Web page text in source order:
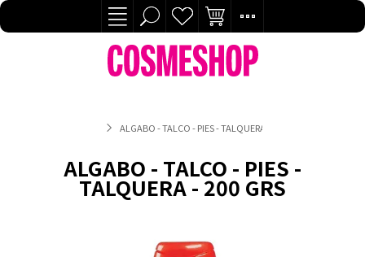
ALGABO - TALCO - PIES - TALQUERA - 200 GRS
ALGABO - TALCO - PIES -
TALQUERA - 200 GRS